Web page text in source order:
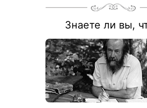
Знаете ли вы,